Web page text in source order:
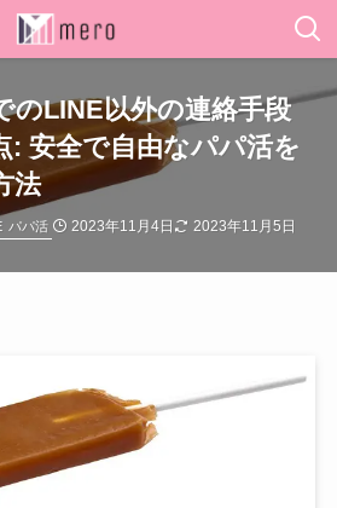
のLINE以外の連絡手段
: 安全で自由なパパ活を
法
パパ活 2023年11月4日 2023年11月5日